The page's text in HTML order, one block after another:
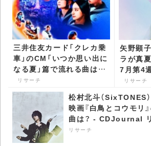
三井住友カード「クレカ乗
車」のCM「いつか思い出に
なる夏」篇で流れる曲は？
- CDJournal リサーチ
リサーチ
矢野顕
ラが真
7月第4
リサーチ
松村北斗（SixTONES
映画『白鳥とコウモリ
曲は？ - CDJournal
リサーチ